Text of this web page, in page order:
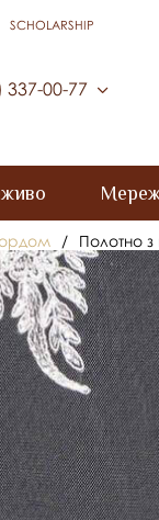
SCHOLARSHIP
337-00-77
/ Полотно